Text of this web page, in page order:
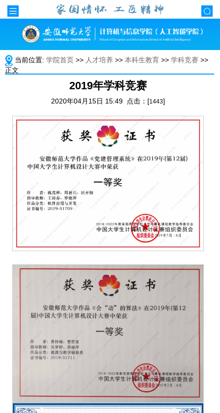
当前位置: 学院首页 >> 人才培养 >> 本科生教育 >> 学科竞赛 >>
正文
2019年学科竞赛
2020年04月15日 15:49 点击：[1443]